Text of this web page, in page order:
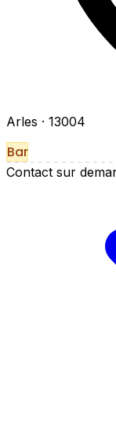
Arles · 13004
Bar
Contact sur